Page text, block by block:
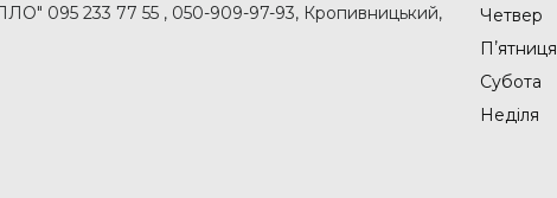
095 233 77 55 , 050-909-97-93, Кропивницький,
Четвер
Пʼятниця
Субота
Неділя